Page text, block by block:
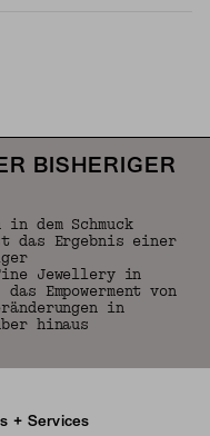
BISHERIGER
dem Schmuck
das Ergebnis einer
Jewellery in
Empowerment von
in
hinaus
+ Services